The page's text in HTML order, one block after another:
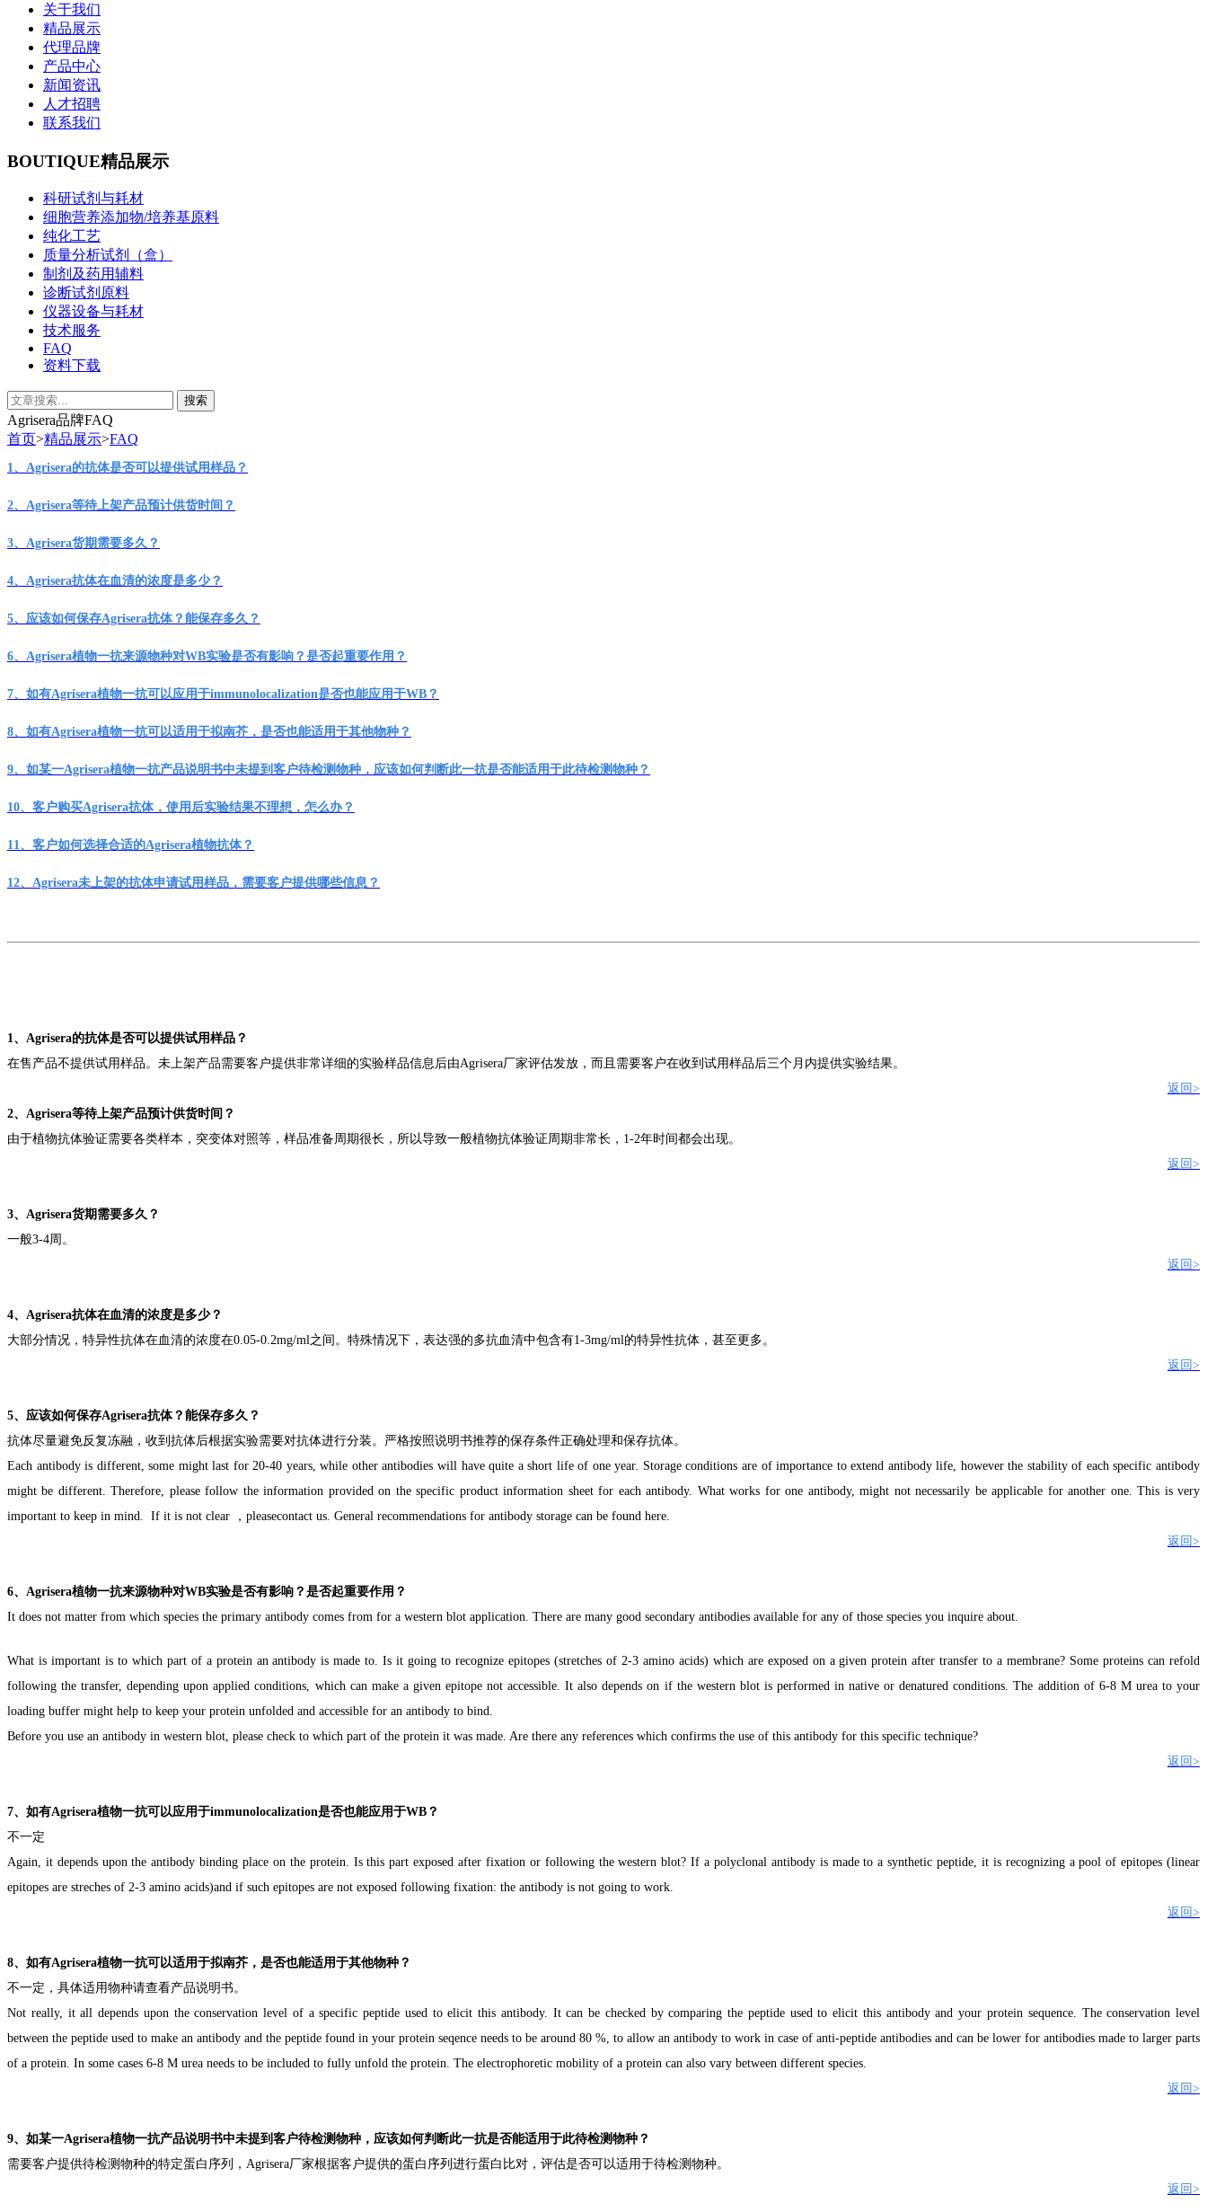
关于我们
精品展示
代理品牌
产品中心
新闻资讯
人才招聘
联系我们
BOUTIQUE精品展示
科研试剂与耗材
细胞营养添加物/培养基原料
纯化工艺
质量分析试剂（盒）
制剂及药用辅料
诊断试剂原料
仪器设备与耗材
技术服务
FAQ
资料下载
Agrisera品牌FAQ
首页>精品展示>FAQ
1、 Agrisera的抗体是否可以提供试用样品 ？
2、 Agrisera等待上架产品预计供货时间？
3、 Agrisera货期需要多久？
4、 Agrisera抗体在血清的浓度是多少？
5、应该如何保存Agrisera抗体？能保存多久？
6、 Agrisera植物一抗来源物种对WB实验是否有影响？是否起重要作用？
7、如有Agrisera植物一抗可以应用于immunolocalization是否也能应用于WB？
8、 如有Agrisera植物一抗可以适用于拟南芥， 是否也能适用于其他物种？
9、 如某一Agrisera植物一抗产品说明书中未提到 客户待检测物种， 应该如何判断此一抗是否能适用于此待检测物种 ？
10、 客户购买Agrisera抗体，使用后实验结果不理想，怎么办？
11、 客户如何选择合适的Agrisera植物抗体？
12、 Agrisera未上架的抗体申请试用样品 ，需要客户提供哪些信息？
1、 Agrisera的抗体是否可以提供试用样品 ？
在售产品不提供试用样品。 未上架产品需要客户提供非常详细的实验样品信息后由Agrisera厂家评估发放，而且 需要客户在收到试用样品后三个月内提供实验结果。
返回>
2、 Agrisera等待上架产品预计供货时间？
由于植物抗体验证需要各类样本，突变体对照等，样品准备周期很长，所以导致一般植物抗体验证周期非常长， 1-2年时间都会出现。
返回>
3、 Agrisera货期需要多久？
一般3-4周 。
返回>
4、 Agrisera抗体在血清的浓度是多少？
大部分情况， 特异性抗体在血清的浓度在0.05-0.2mg/ml之间。特殊情况下，表达强的多抗血清中包含有1-3mg/ml的特异性抗体，甚至更多。
返回>
5、 应该如何保存Agrisera抗体？ 能保存多久？
抗体尽量避免反复冻融，收到抗体后根据实验需要对抗体进行分装。严格按照说明书推荐的保存条件正确处理和保存抗体。
Each antibody is different, some might last for 20-40 years, while other antibodies will have quite a short life of one year. Storage conditions are of importance to extend antibody life, however the stability of each specific antibody
might be different. Therefore, please follow the information provided on the specific product information sheet for each antibody. What works for one antibody, might not necessarily be applicable for another one. This is very
important to keep in mind. If it is not clear ， pleasecontact us. General recommendations for antibody storage can be found here.
返回>
6、 Agrisera植物一抗来源物种对WB实验是否有影响？是否起重要作用？
It does not matter from which species the primary antibody comes from for a western blot application. There are many good secondary antibodies available for any of those species you inquire about.
What is important is to which part of a protein an antibody is made to. Is it going to recognize epitopes (stretches of 2-3 amino acids) which are exposed on a given protein after transfer to a membrane? Some proteins can refold
following the transfer, depending upon applied conditions, which can make a given epitope not accessible. It also depends on if the western blot is performed in native or denatured conditions. The addition of 6-8 M urea to your
loading buffer might help to keep your protein unfolded and accessible for an antibody to bind.
Before you use an antibody in western blot, please check to which part of the protein it was made. Are there any references which confirms the use of this antibody for this specific technique?
返回>
7、 如有Agrisera植物一抗可以应用于immunolocalization是否也能应用于WB ？
不一定
Again, it depends upon the antibody binding place on the protein. Is this part exposed after fixation or following the western blot? If a polyclonal antibody is made to a synthetic peptide, it is recognizing a pool of epitopes (linear
epitopes are streches of 2-3 amino acids)and if such epitopes are not exposed following fixation: the antibody is not going to work.
返回>
8、 如有Agrisera植物一抗可以适用于拟南芥， 是否也能适用于其他物种 ？
不一定，具体适用物种请查看产品说明书。
Not really, it all depends upon the conservation level of a specific peptide used to elicit this antibody. It can be checked by comparing the peptide used to elicit this antibody and your protein sequence. The conservation level
between the peptide used to make an antibody and the peptide found in your protein seqence needs to be around 80 %, to allow an antibody to work in case of anti-peptide antibodies and can be lower for antibodies made to larger parts
of a protein. In some cases 6-8 M urea needs to be included to fully unfold the protein. The electrophoretic mobility of a protein can also vary between different species.
返回>
9、 如某一Agrisera植物一抗产品说明书中未提到 客户待检测物种， 应该如何判断此一抗是否能适用于此待检测物种 ？
需要客户提供待检测物种的特定蛋白序列， Agrisera厂家根据客户提供的蛋白序列进行蛋白比对，评估是否可以适用于待检测物种。
返回>